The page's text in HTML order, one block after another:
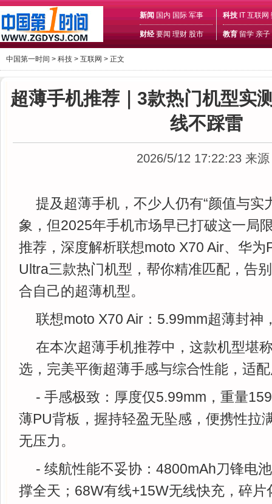
新闻 国内 国际 军事
财经 要闻 理财 股市
科技 IT 互联网
教育 留学 亲子
中国第一时间 > 科技 > 互联网 > 正文
超薄手机推荐｜3款热门机型实
线不踩雷
2026/5/12 17:22:23 来
提及超薄手机，不少人仍有“颜值与实
象，但2025年手机市场早已打破这一局
推荐，深度解析联想moto X70 Air、华为
Ultra三款热门机型，帮你精准匹配，告
合自己的超薄机型。
联想moto X70 Air：5.99mm超薄封神
在本次超薄手机推荐中，这款机型堪
选，完美平衡超薄手感与综合性能，适
- 手感极致：厚度仅5.99mm，重量
薄PU背板，握持轻盈无坠感，便携性拉
无压力。
- 续航性能不妥协：4800mAh刀锋电
撑全天；68W有线+15W无线快充，碎